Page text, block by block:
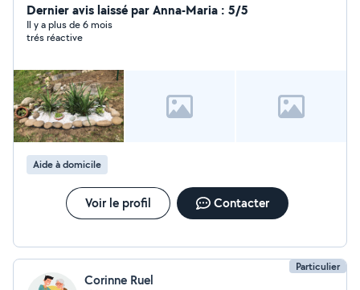
tant qu'aide à domicile; je peux m'occuper de vos
course, de votre ménage, de votre restauration(
ancienne cuisinière je me ferai un plaisir de vous cuisiner
rendre disponible pour vous accompagné pour vos
rendez vous.: etc. J'aime tout ce qui touche à la
peinture au jardin. Etc très débrouillarde je me ferai un
plaisir de vous aidez
Dernier avis laissé par Anna-Maria : 5/5
Il y a plus de 6 mois
trés réactive
Aide à domicile
Voir le profil Contacter
Particulier
Corinne Ruel